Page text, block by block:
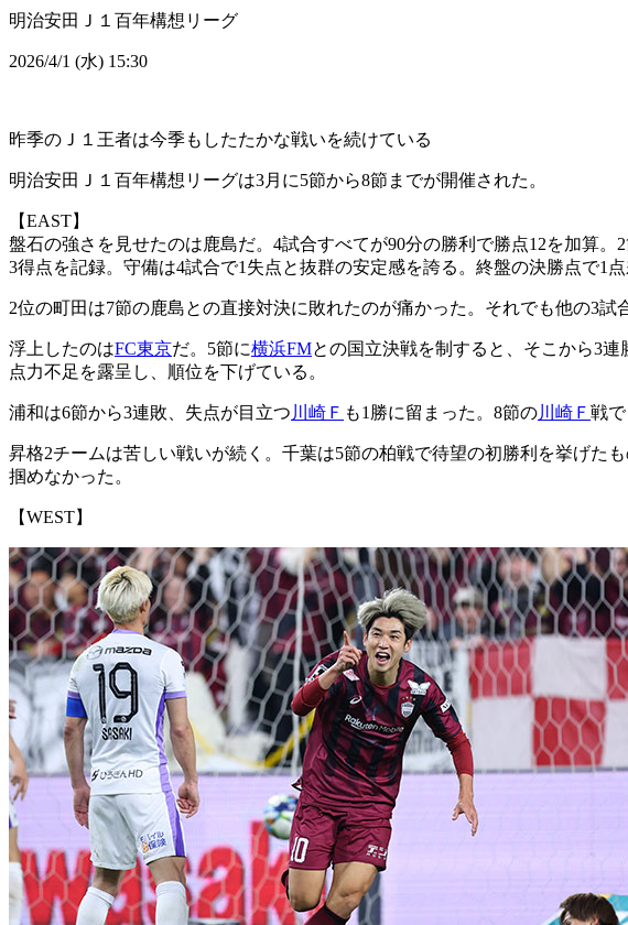
明治安田Ｊ１百年構想リーグ
2026/4/1 (水) 15:30
昨季のＪ１王者は今季もしたたかな戦いを続けている
明治安田Ｊ１百年構想リーグは3月に5節から8節までが開催された。
【EAST】
盤石の強さを見せたのは鹿島だ。4試合すべてが90分の勝利で勝点12を加算
3得点を記録。守備は4試合で1失点と抜群の安定感を誇る。終盤の決勝点で1
2位の町田は7節の鹿島との直接対決に敗れたのが痛かった。それでも他の3
浮上したのはFC東京だ。5節に横浜FMとの国立決戦を制すると、そこから3
点力不足を露呈し、順位を下げている。
浦和は6節から3連敗、失点が目立つ 川崎Ｆ も1勝に留まった。8節の川崎Ｆ 戦
昇格2チームは苦しい戦いが続く。千葉は5節の柏戦で待望の初勝利を挙げた
掴めなかった。
【WEST】